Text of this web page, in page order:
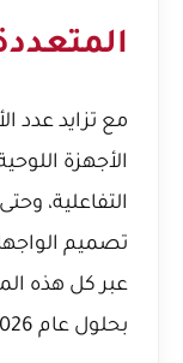
مع تزايد عدد
الأجهزة
التفاعلية،
تصميم
عبر كل هذه
بحلول عام 2026.